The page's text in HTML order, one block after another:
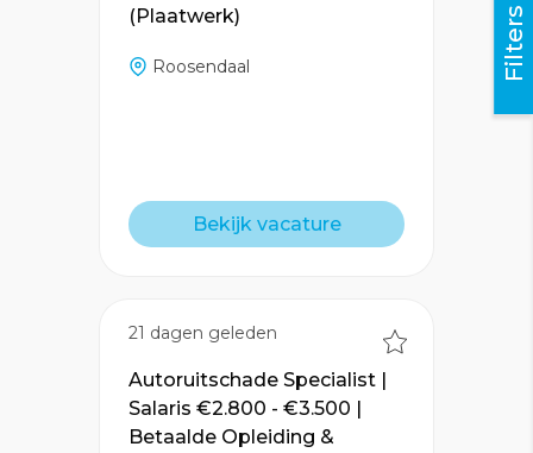
Filters
(Plaatwerk)
Roosendaal
Bekijk vacature
21 dagen geleden
Autoruitschade Specialist |
Salaris €2.800 - €3.500 |
Betaalde Opleiding &